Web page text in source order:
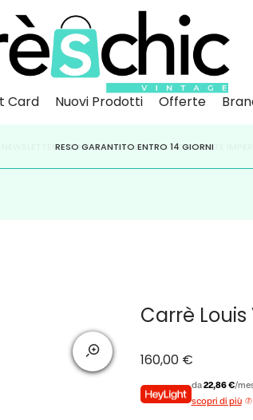
Card Nuovi Prodotti Offerte
PAGA A RATE CONKLARNA,HEYLIGHT,APPAGO
PER NON PERDERE SCONTI E OFFERTE
RESO GARANTITO ENTRO 14 GIORNI
Carrè
160,00 €
da22,86 €/
scopri di più